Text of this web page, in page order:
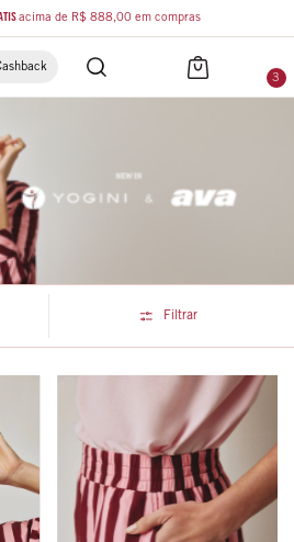
acima de R$ 888,00 em compras
3
ESPECIAIS
Filtrar